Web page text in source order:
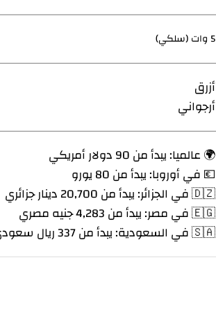
5 وات (سلكي)
أزرق
أرجواني
🌍 عالميا: يبدأ من 90 دولار أمريكي
💶 في أوروبا: يبدأ من 80 يورو
🇩🇿 في الجزائر: يبدأ من 20,700 دينار جزائري
🇪🇬 في مصر: يبدأ من 4,283 جنيه مصري
🇸🇦 في السعودية: يبدأ من 337 ريال سعودي